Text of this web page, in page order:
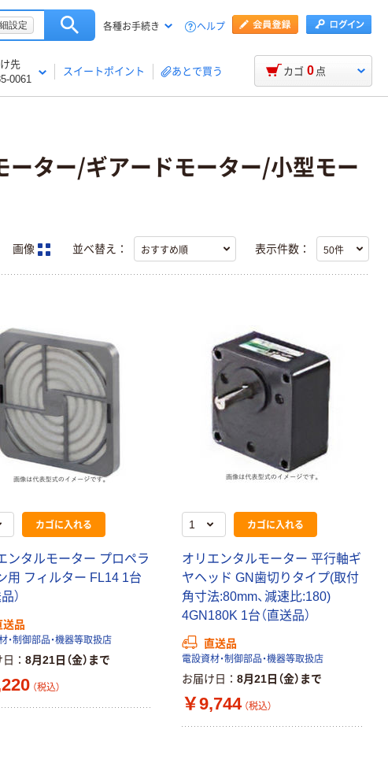
設定 各種お手続き ヘルプ
先
0061
スイートポイント あとで買う カゴ 0 点
ター/ギアードモーター/小型モー
画像 並べ替え： 表示件数：
カゴに入れる
ンタルモーター プロペラ
用 フィルター FL14 1台
）
送品
・制御部品・機器等取扱店
日 8月21日（金）まで
（税込）
カゴに入れる
オリエンタルモーター 平行軸ギ
ヤヘッド GN歯切りタイプ(取付
角寸法:80mm、減速比:180)
4GN180K 1台（直送品）
直送品
電設資材・制御部品・機器等取扱店
お届け日 8月21日（金）まで
￥9,744 （税込）